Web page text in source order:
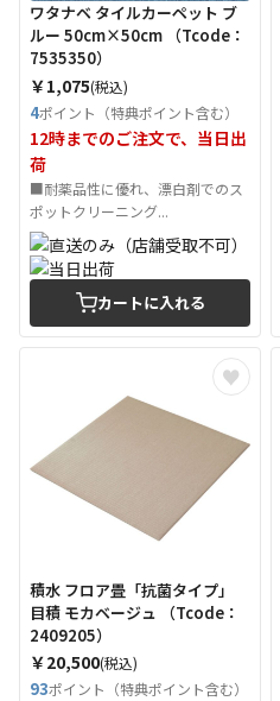
ワタナベ タイルカーペット ブ
ルー 50cm×50cm （Tcode：
7535350）
￥1,075(税込)
4ポイント（特典ポイント含む）
12時までのご注文で、当日出
荷
■耐薬品性に優れ、漂白剤でのス
ポットクリーニング...
カートに入れる
積水 フロア畳「抗菌タイプ」
目積 モカベージュ （Tcode：
2409205）
￥20,500(税込)
93ポイント（特典ポイント含む）